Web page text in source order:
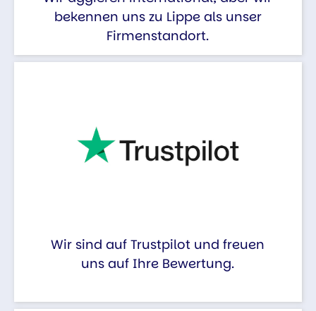
bekennen uns zu Lippe als unser
Firmenstandort.
Wir sind auf Trustpilot und freuen
uns auf Ihre Bewertung.